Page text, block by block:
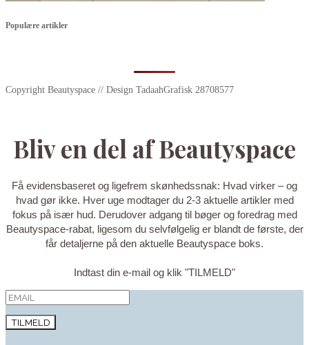
Populære artikler
Copyright Beautyspace // Design TadaahGrafisk 28708577
Bliv en del af Beautyspace
Få evidensbaseret og ligefrem skønhedssnak: Hvad virker – og
hvad gør ikke. Hver uge modtager du 2-3 aktuelle artikler med
fokus på især hud. Derudover adgang til bøger og foredrag med
Beautyspace-rabat, ligesom du selvfølgelig er blandt de første, der
får detaljerne på den aktuelle Beautyspace boks.
Indtast din e-mail og klik "TILMELD"
TILMELD